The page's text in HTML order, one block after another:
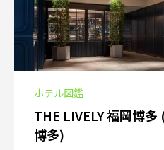
ホテル図鑑
THE LIVELY 福岡博
博多)